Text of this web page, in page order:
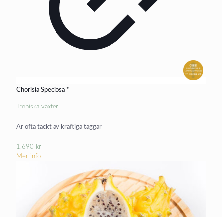
Chorisia Speciosa *
Tropiska växter
Är ofta täckt av kraftiga taggar
1,690 kr
Mer info